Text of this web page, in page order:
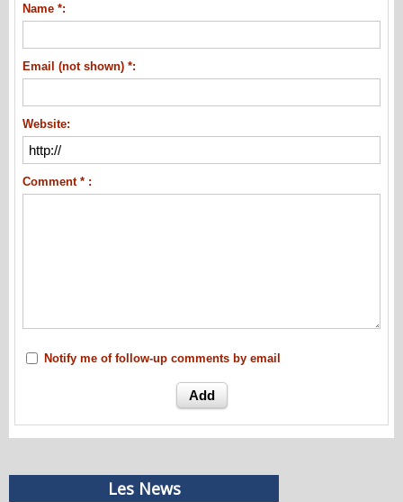
Name *:
Email (not shown) *:
Website:
Comment * :
Notify me of follow-up comments by email
Les News